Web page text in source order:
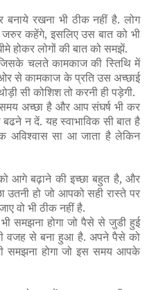
बनाये रखना भी ठीक नहीं है. लोग
कहेंगे, इसलिए उस बात को भी
होकर लोगों की बात को समझें.
चलते कामकाज की स्तिथि में
से कामकाज के प्रति उस अच्छाई
सी कोशिश तो करनी ही पड़ेगी.
अच्छा है और आप संघर्ष भी कर
न दें. यह स्वाभाविक सी बात है
अविश्वास सा आ जाता है लेकिन
आगे बढ़ाने की इच्छा बहुत है, और
उतनी हो जो आपको सही रास्ते पर
वो भी ठीक नहीं है.
समझना होगा जो पैसे से जुडी हुई
वजह से बना हुआ है. अपने पैसे को
समझना होगा जो इस समय आपके